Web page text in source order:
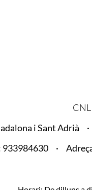
i Sant Adrià
933984630